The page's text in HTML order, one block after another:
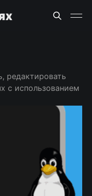
редактировать
с использованием